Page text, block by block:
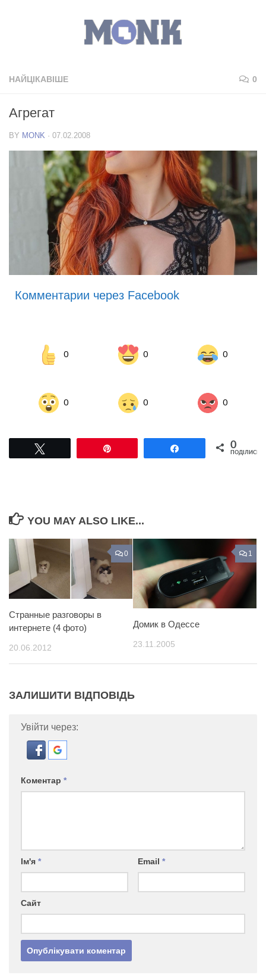
НАЙЦІКАВІШЕ 0
Агрегат
BY MONK · 07.02.2008
Комментарии через Facebook
0 0 0
0 0 0
Поділитися0
ПОДІЛИСЬ
YOU MAY ALSO LIKE...
0
Странные разговоры в
интернете (4 фото)
20.06.2012
1
Домик в Одессе
23.11.2005
ЗАЛИШИТИ ВІДПОВІДЬ
Увійти через:
Коментар *
Ім'я * Email *
Сайт